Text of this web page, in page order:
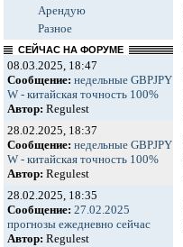
Арендую
Разное
СЕЙЧАС НА ФОРУМЕ
08.03.2025, 18:47
Сообщение: недельные GBPJPY
W - китайская точность 100%
Автор: Regulest
28.02.2025, 18:37
Сообщение: недельные GBPJPY
W - китайская точность 100%
Автор: Regulest
28.02.2025, 18:35
Сообщение: 27.02.2025
прогнозы ежедневно сейчас
Автор: Regulest